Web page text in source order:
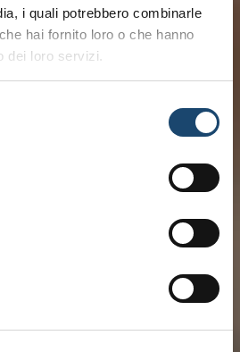
i quali potrebbero combinarle
hai fornito loro o che hanno
dei loro servizi.